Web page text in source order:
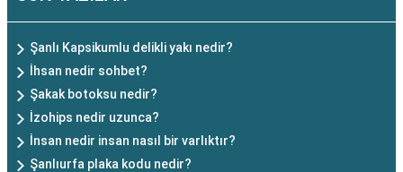
Şanlı Kapsikumlu delikli yakı nedir?
İhsan nedir sohbet?
Şakak botoksu nedir?
İzohips nedir uzunca?
İnsan nedir insan nasıl bir varlıktır?
Şanlıurfa plaka kodu nedir?